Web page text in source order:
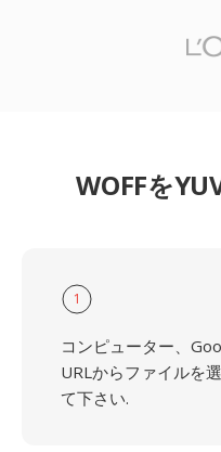
WOFFを
1
コンピューター、
URLからファイルを
て下さい.